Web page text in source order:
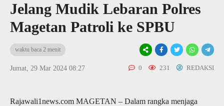
Jelang Mudik Lebaran Polres
Magetan Patroli ke SPBU
waktu baca 2 menit
Jumat, 29 Mar 2024 08:27 0 231 REDAKSI
Rajawali1news.com MAGETAN – Dalam rangka menjaga